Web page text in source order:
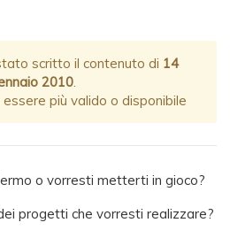
scritto il contenuto di 14
2010.
più valido o disponibile
o vorresti metterti in gioco?
progetti che vorresti realizzare?